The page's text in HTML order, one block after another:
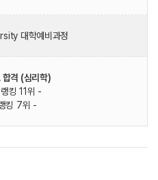
대학예비과정
합격 (심리학)
킹 11위 -
킹 7위 -